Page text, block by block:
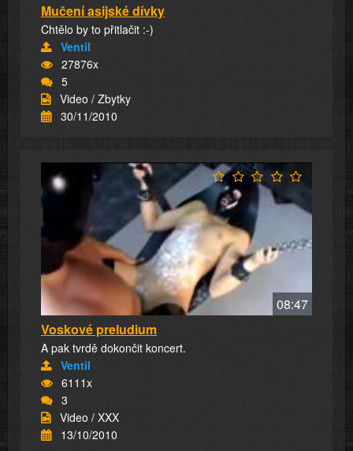
Mučení asijské dívky
Chtělo by to přitlačit :-)
Ventil
27876x
5
Video / Zbytky
30/11/2010
08:47
Voskové preludium
A pak tvrdě dokončit koncert.
Ventil
6111x
3
Video / XXX
13/10/2010